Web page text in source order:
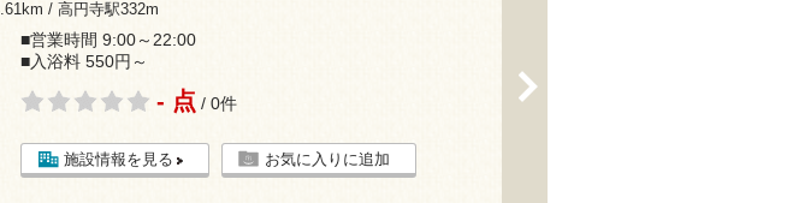
/ 高円寺駅332m
■営業時間 9:00～22:00
■入浴料 550円～
- 点 / 0件
施設情報を見る お気に入りに追加